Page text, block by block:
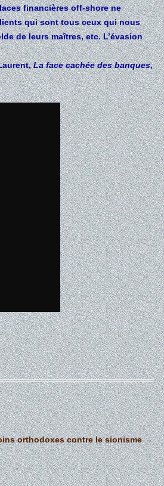
financières off-shore ne
qui sont tous ceux qui nous
de leurs maîtres, etc. L’évasion
La face cachée des banques,
orthodoxes contre le sionisme→